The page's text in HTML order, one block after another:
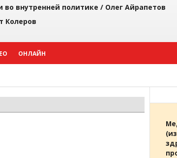
во внутренней политике / Олег Айрапетов
Колеров
ОНЛАЙН